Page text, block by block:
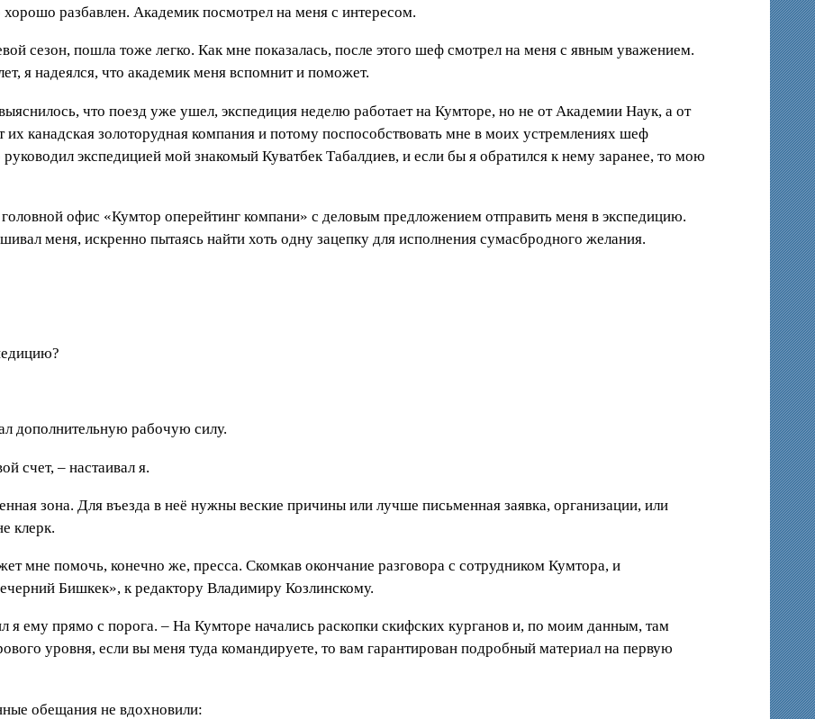
хорошо разбавлен. Академик посмотрел на меня с интересом.
сезон, пошла тоже легко. Как мне показалась, после этого шеф смотрел на меня с явным уважением.
я надеялся, что академик меня вспомнит и поможет.
что поезд уже ушел, экспедиция неделю работает на Кумторе, но не от Академии Наук, а от
канадская золоторудная компания и потому поспособствовать мне в моих устремлениях шеф
экспедицией мой знакомый Куватбек Табалдиев, и если бы я обратился к нему заранее, то мою
офис «Кумтор оперейтинг компани» с деловым предложением отправить меня в экспедицию.
меня, искренно пытаясь найти хоть одну зацепку для исполнения сумасбродного желания.
дополнительную рабочую силу.
счет, – настаивал я.
зона. Для въезда в неё нужны веские причины или лучше письменная заявка, организации, или
клерк.
мне помочь, конечно же, пресса. Скомкав окончание разговора с сотрудником Кумтора, и
Бишкек», к редактору Владимиру Козлинскому.
я ему прямо с порога. – На Кумторе начались раскопки скифских курганов и, по моим данным, там
уровня, если вы меня туда командируете, то вам гарантирован подробный материал на первую
обещания не вдохновили: